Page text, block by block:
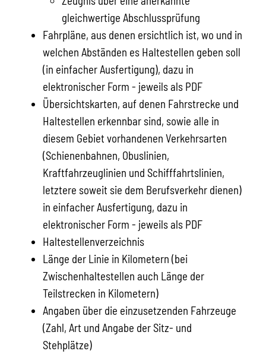
gleichwertige Abschlussprüfung
Fahrpläne, aus denen ersichtlich ist, wo und in
welchen Abständen es Haltestellen geben soll
(in einfacher Ausfertigung), dazu in
elektronischer Form - jeweils als PDF
Übersichtskarten, auf denen Fahrstrecke und
Haltestellen erkennbar sind, sowie alle in
diesem Gebiet vorhandenen Verkehrsarten
(Schienenbahnen, Obuslinien,
Kraftfahrzeuglinien und Schifffahrtslinien,
letztere soweit sie dem Berufsverkehr dienen)
in einfacher Ausfertigung, dazu in
elektronischer Form - jeweils als PDF
Haltestellenverzeichnis
Länge der Linie in Kilometern (bei
Zwischenhaltestellen auch Länge der
Teilstrecken in Kilometern)
Angaben über die einzusetzenden Fahrzeuge
(Zahl, Art und Angabe der Sitz- und
Stehplätze)